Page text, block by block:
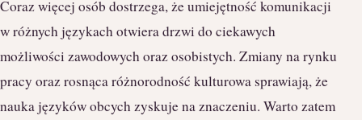
Coraz więcej osób dostrzega, że umiejętność komunikacji
w różnych językach otwiera drzwi do ciekawych
możliwości zawodowych oraz osobistych. Zmiany na rynku
pracy oraz rosnąca różnorodność kulturowa sprawiają, że
nauka języków obcych zyskuje na znaczeniu. Warto zatem